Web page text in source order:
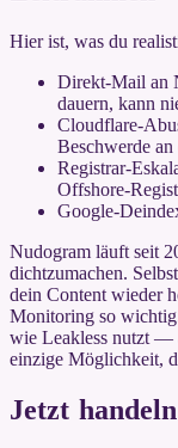
Hier ist, was du
Direkt-Mail an
dauern, kann
Cloudflare-
Beschwerde
Registrar-
Offshore-
Google-
Nudogram läuft seit
dichtzumachen.
dein Content wieder
Monitoring so
wie Leakless nutzt —
einzige Möglichkeit,
Jetzt handeln